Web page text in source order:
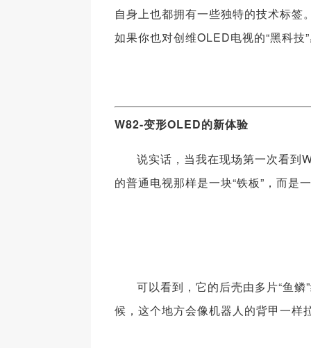
自身上也都拥有一些独特的技术标
如果你也对创维OLED电视的“黑科
W82-变形OLED的新体验
说实话，当我在现场第一次看到
的普通电视那样是一块“铁板”，而是
可以看到，它的后壳由多片“鱼
候，这个地方会像机器人的背甲一样